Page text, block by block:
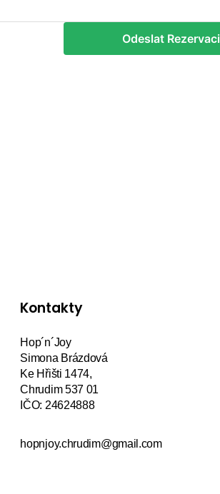
Odeslat Rezervaci
Kontakty
Hop´n´Joy
Simona Brázdová
Ke Hřišti 1474,
Chrudim 537 01
IČO: 24624888
hopnjoy.chrudim@gmail.com